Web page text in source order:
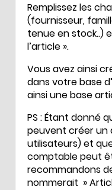
Remplissez les
(fournisseur,
tenue en stock..)
l’article ».
Vous avez ainsi
dans votre base
ainsi une base
PS : Étant donné
peuvent créer un
utilisateurs) et
comptable peut
recommandons
nommerait »